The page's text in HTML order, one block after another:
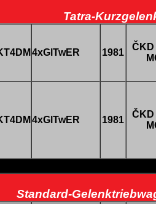
Tatra-
4xGlTwER 1981
ČKD
4xGlTwER 1981
ČKD
Standard-